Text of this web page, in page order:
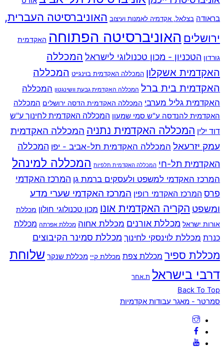
בראודה בצלאל, אקדמיה לאמנות ועיצוב האוניברסיטה העברית,
ירושלים האוניברסיטה הפתוחה האקדמית
גורדון הטכניון - מכון טכנולוגי לישראל המכללה
האקדמית אשקלון המכללה האקדמית בוינגייט המכללה
האקדמית בית ברל המכללה האקדמית גבעת וושינגטון המכללה
האקדמית גליל מערבי המכללה האקדמית הדסה ירושלים המכללה
האקדמית להנדסה ע"ש סמי שמעון המכללה האקדמית לחינוך ע"ש
דוד ילין המכללה האקדמית נתניה המכללה האקדמית
עמק יזרעאל המכללה האקדמית תל-אביב - יפו המכללה
האקדמית תל-חי המכללה האקדמית תלפיות המכללה למינהל
המרכז האקדמי למשפט ולעסקים ברמת גן המרכז האקדמי
פרס המרכז האקדמי רופין המרכז האקדמי שערי מדע
ומשפט הקריה האקדמית אונו מכון טכנולוגי חולון מכללת
אורות ישראל מכללת אורנים מכללת אחוה מכללת אפרתה מכללת
כנרת מכללת לוינסקי לחינוך מכללת סמינר הקיבוצים
מכללת ספיר מכללת צפת מכללת קיי מכללת שנקר שלוחת
דרבי בישראל ת.אחר
Back To Top
סמרטר - מאגר עבודות אקדמיות